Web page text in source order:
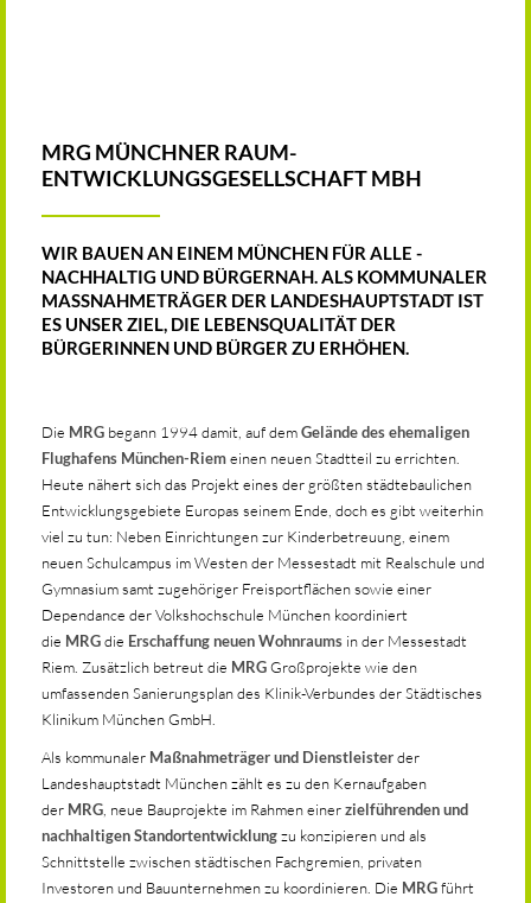
MRG MÜNCHNER RAUM-
ENTWICKLUNGSGESELLSCHAFT MBH
WIR BAUEN AN EINEM MÜNCHEN FÜR ALLE -
NACHHALTIG UND BÜRGERNAH. ALS KOMMUNALER
MASSNAHMETRÄGER DER LANDESHAUPTSTADT IST E
S UNSER ZIEL, DIE LEBENSQUALITÄT DER B
ÜRGERINNEN UND BÜRGER ZU ERHÖHEN.
Die MRG begann 1994 damit, auf demGelände des ehemaligen
Flughafens München-Riemeinen neuen Stadtteil zu errichten.
Heute nähert sich das Projekt eines der größten städtebaulichen
Entwicklungsgebiete Europas seinem Ende, doch es gibt weiterhin
viel zu tun: Neben Einrichtungen zur Kinderbetreuung, einem
neuen Schulcampus im Westen der Messestadt mit Realschule und
Gymnasium samt zugehöriger Freisportflächen sowie einer
Dependance der Volkshochschule München koordiniert
die MRGdie Erschaffung neuen Wohnraums in der Messestadt
Riem. Zusätzlich betreut die MRGGroßprojekte wie den
umfassenden Sanierungsplan des Klinik-Verbundes der Städtisches
Klinikum München GmbH.
Als kommunaler Maßnahmeträger und Dienstleisterder
Landeshauptstadt München zählt es zu den Kernaufgaben
der MRG , neue Bauprojekte im Rahmen einerzielführenden und
nachhaltigen Standortentwicklungzu konzipieren und als
Schnittstelle zwischen städtischen Fachgremien, privaten
Investoren und Bauunternehmen zu koordinieren. Die MRGführt